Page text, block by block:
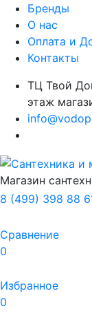
Бренды
О нас
Оплата и
Контакты
ТЦ Твой
этаж
Магазин
8 (499) 398 88
Сравнение
0
Избранное
0